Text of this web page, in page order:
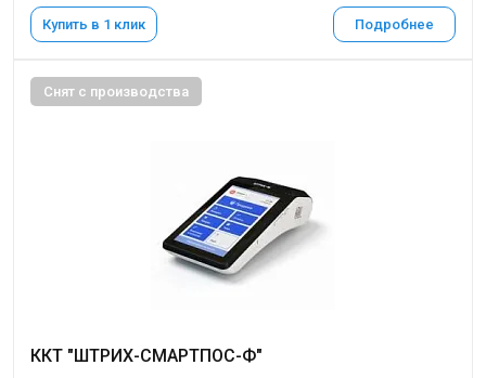
Купить в 1 клик Подробнее
Снят с производства
ККТ "ШТРИХ-СМАРТПОС-Ф"